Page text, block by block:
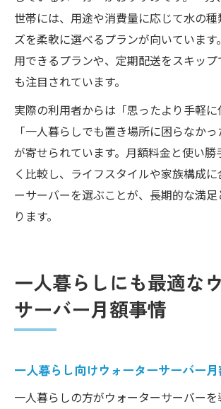
世帯には、用途や消費量に応じて水の
ズを柔軟に選べるプランが向いています
用できるプランや、定期配送をスキッ
も注目されています。
実際の利用者からは「思ったより手軽に
「一人暮らしでも置き場所に困らなか
が寄せられています。月額料金と使い勝
く比較し、ライフスタイルや家族構成
ーサーバーを選ぶことが、長期的な満
ります。
一人暮らしにも最適な
サーバー月額事情
一人暮らし向けウォーターサーバー
一人暮らしの方がウォーターサーバー